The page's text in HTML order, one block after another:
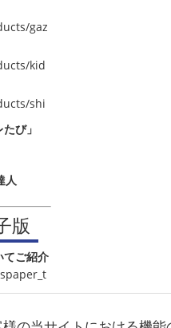
gaz
kid
shi
び」
人
版
てご紹介